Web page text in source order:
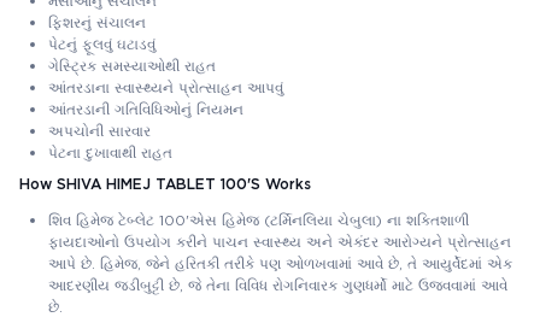
ફિશરનું સંચાલન
પેટનું ફૂલવું ઘટાડવું
ગેસ્ટ્રિક સમસ્યાઓથી રાહત
આંતરડાના સ્વાસ્થ્યને પ્રોત્સાહન આપવું
આંતરડાની ગતિવિધિઓનું નિયમન
અપચોની સારવાર
પેટના દુખાવાથી રાહત
How SHIVA HIMEJ TABLET 100'S Works
શિવ હિમેજ ટેબ્લેટ 100'એસ હિમેજ (ટર્મિનલિયા ચેબુલા) ના શક્તિશાળી
ફાયદાઓનો ઉપયોગ કરીને પાચન સ્વાસ્થ્ય અને એકંદર આરોગ્યને પ્રોત્સાહન
આપે છે. હિમેજ, જેને હરિતકી તરીકે પણ ઓળખવામાં આવે છે, તે આયુર્વેદમાં એક
આદરણીય જડીબુટ્ટી છે, જે તેના વિવિધ રોગનિવારક ગુણધર્મો માટે ઉજવવામાં આવે
છે.